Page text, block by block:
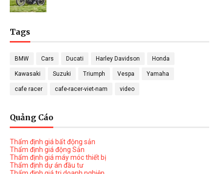
Tags
BMW Cars Ducati Harley Davidson Honda
Kawasaki Suzuki Triumph Vespa Yamaha
cafe racer cafe-racer-viet-nam video
Quảng Cáo
Thẩm định giá bất động sản
Thẩm định giá động Sản
Thẩm định giá máy móc thiết bị
Thẩm định dự án đầu tư